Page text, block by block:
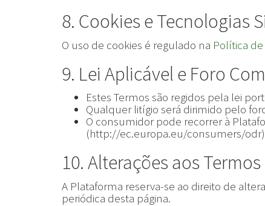
8. Cookies e Tecnologias
O uso de cookies é regulado na Política
9. Lei Aplicável e Foro
Estes Termos são regidos pela lei
Qualquer litígio será dirimido pelo
O consumidor pode recorrer à
(http://ec.europa.eu/consumers/
10. Alterações aos Termos
A Plataforma reserva-se ao direito de
periódica desta página.